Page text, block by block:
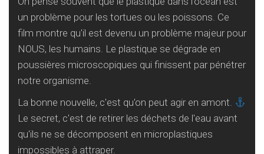
un problème pour les tortues ou les poissons. Ce
film montre qu'il est devenu un problème majeur pour
NOUS, les humains. Le plastique se dégrade en
poussières microscopiques qui finissent par pénétrer
notre organisme.
La bonne nouvelle, c'est qu'on peut agir en amont.
Le secret, c'est de retirer les déchets de l'eau avant
qu'ils ne se décomposent en microplastiques
impossibles à attraper.